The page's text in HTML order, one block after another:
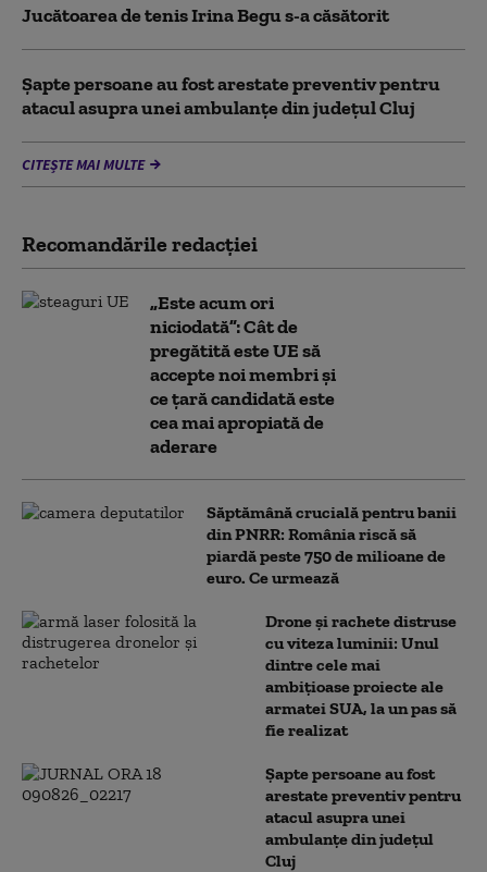
Jucătoarea de tenis Irina Begu s-a căsătorit
Șapte persoane au fost arestate preventiv pentru
atacul asupra unei ambulanțe din județul Cluj
CITEȘTE MAI MULTE
Recomandările redacţiei
„Este acum ori
niciodată”: Cât de
pregătită este UE să
accepte noi membri și
ce țară candidată este
cea mai apropiată de
aderare
Săptămână crucială pentru banii
din PNRR: România riscă să
piardă peste 750 de milioane de
euro. Ce urmează
Drone și rachete distruse
cu viteza luminii: Unul
dintre cele mai
ambițioase proiecte ale
armatei SUA, la un pas să
fie realizat
Șapte persoane au fost
arestate preventiv pentru
atacul asupra unei
ambulanțe din județul
Cluj